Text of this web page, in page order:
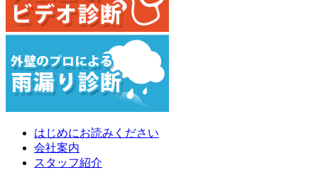
はじめにお読みください
会社案内
スタッフ紹介